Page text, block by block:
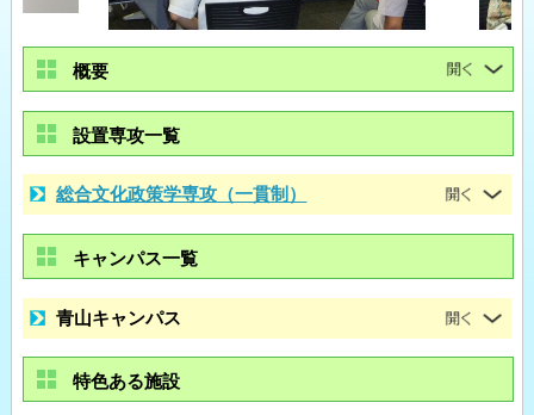
概要
設置専攻一覧
総合文化政策学専攻（一貫制）
キャンパス一覧
青山キャンパス
特色ある施設